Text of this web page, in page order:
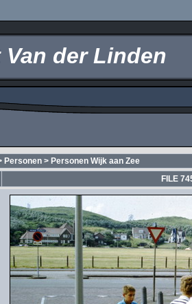
der Linden
Personen > Personen Wijk aan Zee
FILE